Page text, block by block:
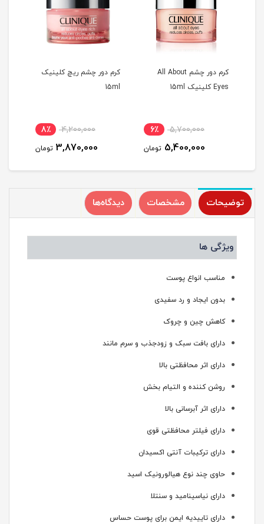
کرم دور چشم All About
Eyes کلینیک 15ml
5,700,000 6٪
5,400,000 تومان
کرم دور چشم ریچ کلینیک
15ml
4,200,000 8٪
3,870,000 تومان
توضیحات مشخصات دیدگاه‌ها
ویژگی ها
مناسب انواع پوست
بدون ایجاد و رد سفیدی
کاهش چین و چروک
دارای بافت سبک و زودجذب و سرم مانند
دارای اثر محافظتی بالا
روشن کننده و التیام بخش
دارای اثر آبرسانی بالا
دارای فیلتر محافظتی قوی
دارای ترکیبات آنتی اکسیدان
حاوی چند نوع هیالورونیک اسید
دارای نیاسینامید و سنتلا
دارای تاییدیه ایمن برای پوست حساس